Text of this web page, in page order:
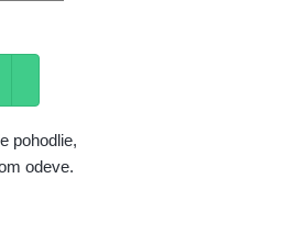
pohodlie,
odeve.